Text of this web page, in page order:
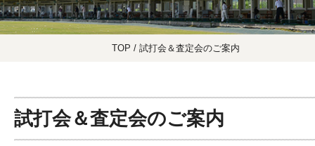
TOP / 試打会＆査定会のご案内
試打会＆査定会のご案内